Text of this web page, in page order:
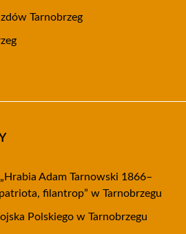
Tarnobrzeg
Adam Tarnowski 1866–
filantrop” w Tarnobrzegu
Polskiego w Tarnobrzegu